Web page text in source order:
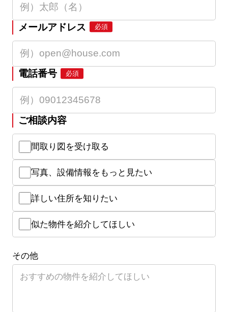
メールアドレス 必須
電話番号 必須
ご相談内容
間取り図を受け取る
写真、設備情報をもっと見たい
詳しい住所を知りたい
似た物件を紹介してほしい
その他